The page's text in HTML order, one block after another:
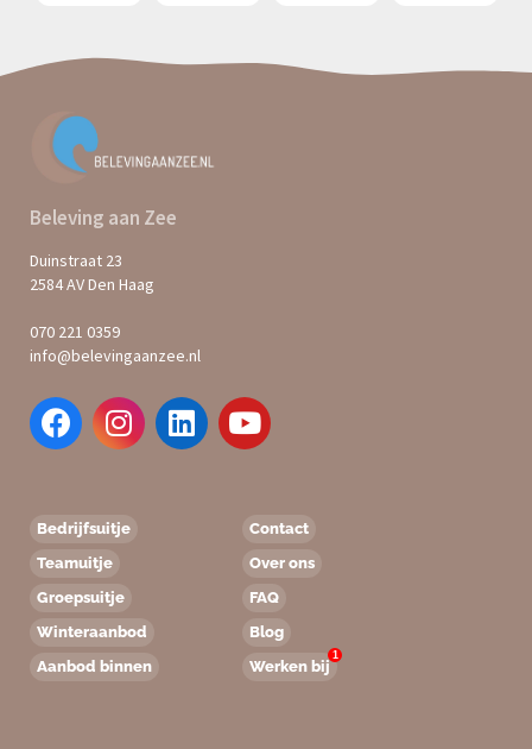
Beleving aan Zee
Duinstraat 23
2584 AV Den Haag
070 221 0359
info@belevingaanzee.nl
Bedrijfsuitje
Teamuitje
Groepsuitje
Winteraanbod
Aanbod binnen
Contact
Over ons
FAQ
Blog
Werken bij
1